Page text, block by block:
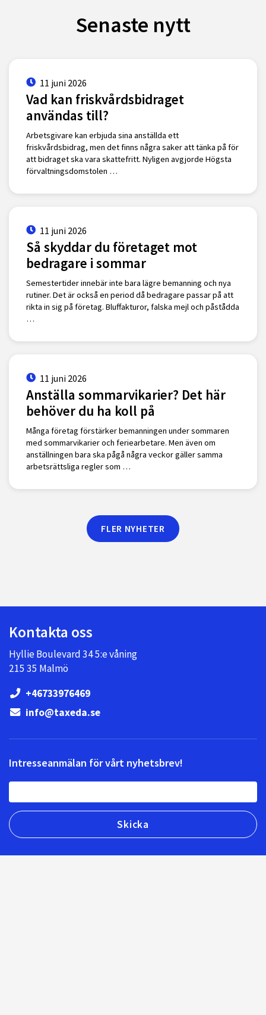
Senaste nytt
11 juni 2026
Vad kan friskvårdsbidraget
användas till?
Arbetsgivare kan erbjuda sina anställda ett
friskvårdsbidrag, men det finns några saker att tänka på för
att bidraget ska vara skattefritt. Nyligen avgjorde Högsta
förvaltningsdomstolen …
11 juni 2026
Så skyddar du företaget mot
bedragare i sommar
Semestertider innebär inte bara lägre bemanning och nya
rutiner. Det är också en period då bedragare passar på att
rikta in sig på företag. Bluffakturor, falska mejl och påstådda
…
11 juni 2026
Anställa sommarvikarier? Det här
behöver du ha koll på
Många företag förstärker bemanningen under sommaren
med sommarvikarier och feriearbetare. Men även om
anställningen bara ska pågå några veckor gäller samma
arbetsrättsliga regler som …
FLER NYHETER
Kontakta oss
Hyllie Boulevard 34 5:e våning
215 35 Malmö
+46733976469
info@taxeda.se
Intresseanmälan för vårt nyhetsbrev!